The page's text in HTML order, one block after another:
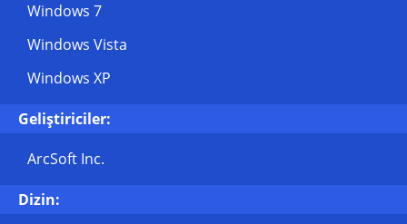
Windows 7
Windows Vista
Windows XP
Geliştiriciler:
ArcSoft Inc.
Dizin: